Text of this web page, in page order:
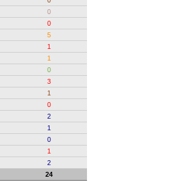
0
0
5
1
1
0
3
1
0
2
1
0
1
2
24